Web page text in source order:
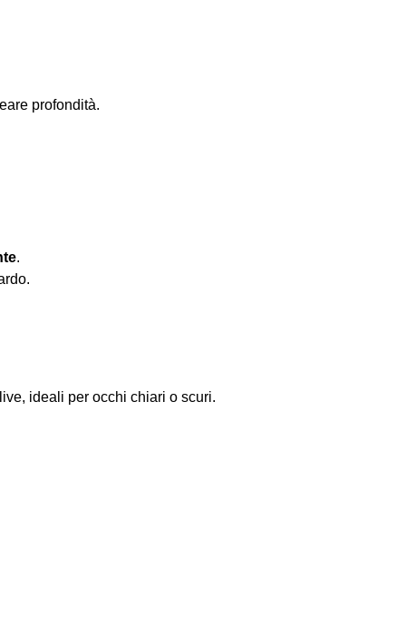
profondità.
.
ideali per occhi chiari o scuri.